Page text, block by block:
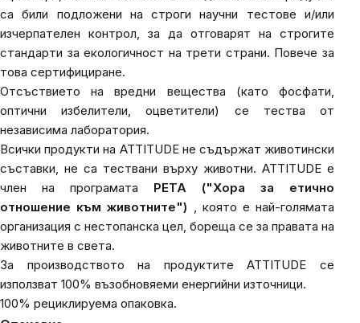
са били подложени на строги научни тестове и/или
изчерпателен контрол, за да отговарят на строгите
стандарти за екологичност на трети страни. Повече за
това сертифициране.
Отсъствието на вредни вещества (като фосфати,
оптични избелители, оцветители) се тества от
независима лаборатория.
Всички продукти на ATTITUDE не съдържат животински
съставки, не са тествани върху животни. ATTITUDE е
член на програмата
PETA ("Хора за етично
отношение към животните") , която е най-голямата
организация с нестопанска цел, бореща се за правата на
животните в света.
За производството на продуктите ATTITUDE се
използват 100% възобновяеми енергийни източници.
100% рециклируема опаковка.